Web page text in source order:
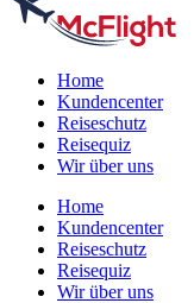
Home
Kundencenter
Reiseschutz
Reisequiz
Wir über uns
Home
Kundencenter
Reiseschutz
Reisequiz
Wir über uns